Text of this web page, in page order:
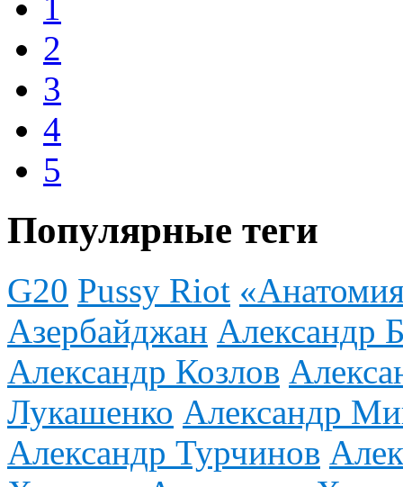
2
3
4
5
Популярные теги
G20 Pussy Riot
Азербайджан Александр
Александр Козлов
Лукашенко Александр
Александр Турчинов